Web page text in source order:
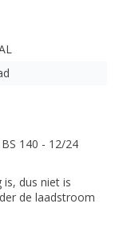
140 - 12/24
dus niet is
de laadstroom